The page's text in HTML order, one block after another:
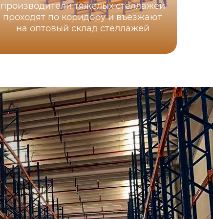
производители тяжелых стеллажей
проходят по коридору и въезжают
на оптовый склад стеллажей